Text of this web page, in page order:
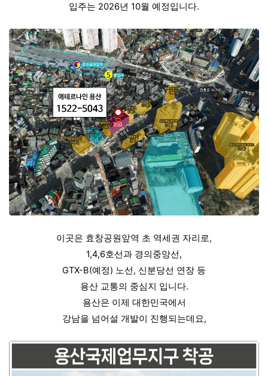
입주는 2026년 10월 예정입니다.
이곳은 효창공원앞역 초 역세권 자리로,
1,4,6호선과 경의중앙선,
GTX-B(예정) 노선, 신분당선 연장 등
용산 교통의 중심지 입니다.
용산은 이제 대한민국에서
강남을 넘어설 개발이 진행되는데요,